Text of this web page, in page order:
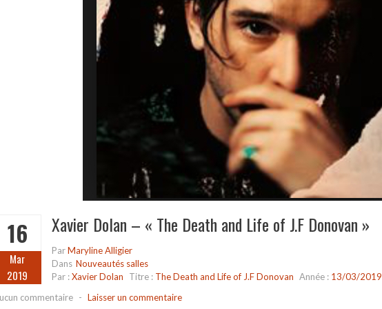
16
Mar
2019
Xavier Dolan – « The Death and Life of J.F Donovan »
ParMaryline Alligier
Dans Nouveautés salles
Par :Xavier Dolan Titre : The Death and Life of J.F Donovan Année : 13/03/2019
commentaire - Laisser un commentaire